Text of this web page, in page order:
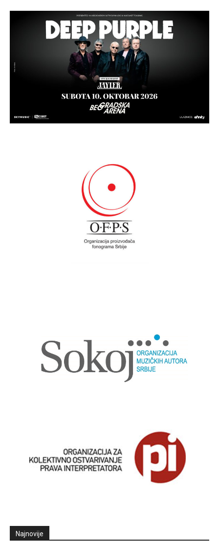
Najnovije